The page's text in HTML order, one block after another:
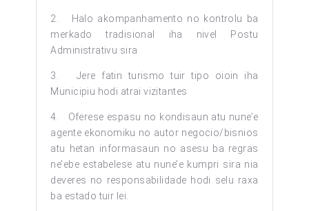
2. Halo akompanhamento no kontrolu ba
merkado tradisional iha nivel Postu
Administrativu sira
3. Jere fatin turismo tuir tipo oioin iha
Municipiu hodi atrai vizitantes
4. Oferese espasu no kondisaun atu nune’e
agente ekonomiku no autor negocio/bisnios
atu hetan informasaun no asesu ba regras
ne’ebe estabelese atu nune’e kumpri sira nia
deveres no responsabilidade hodi selu raxa
ba estado tuir lei.